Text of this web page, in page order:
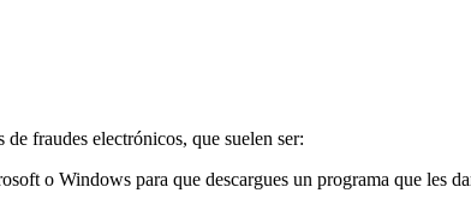
fraudes electrónicos, que suelen ser:
o Windows para que descargues un programa que les